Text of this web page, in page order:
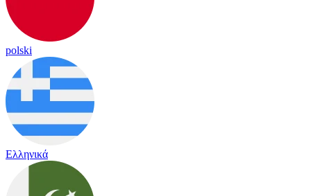
polski
Ελληνικά